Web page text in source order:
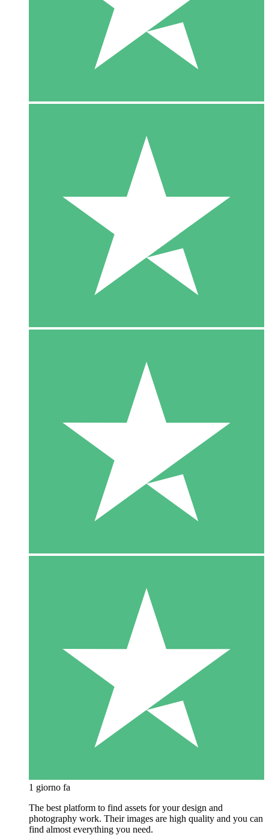
1 giorno fa
The best platform to find assets for your design and
photography work. Their images are high quality and you can
find almost everything you need.